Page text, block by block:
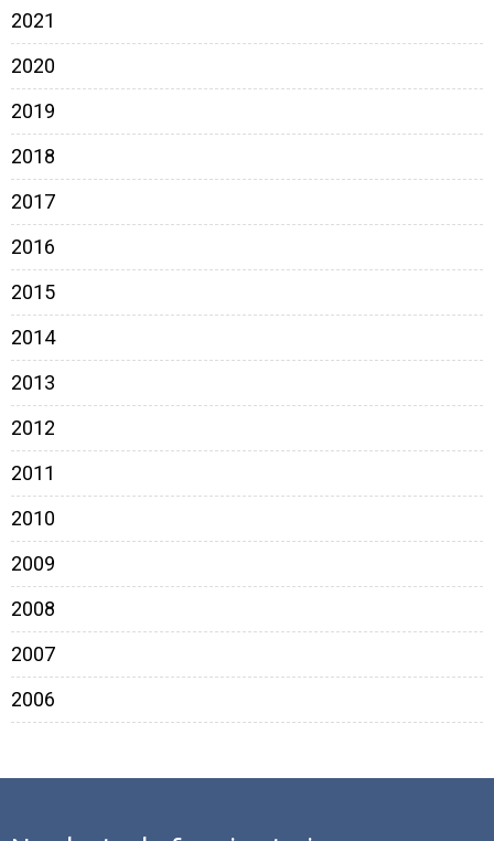
2021
2020
2019
2018
2017
2016
2015
2014
2013
2012
2011
2010
2009
2008
2007
2006